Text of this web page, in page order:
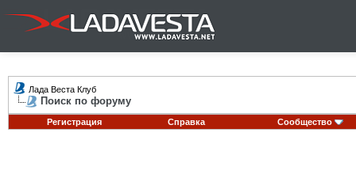
Лада Веста Клуб
Поиск по форуму
Регистрация Справка Сообщество